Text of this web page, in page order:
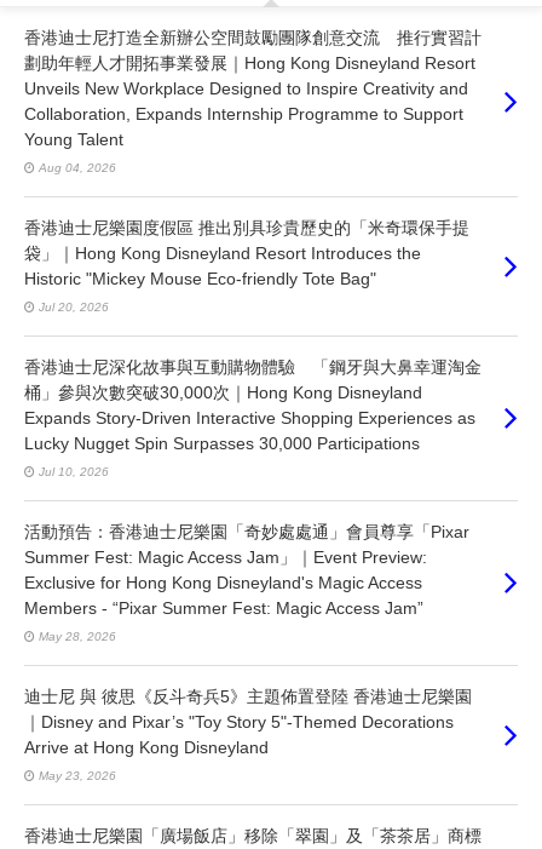
香港迪士尼打造全新辦公空間鼓勵團隊創意交流 推行實習計
劃助年輕人才開拓事業發展｜Hong Kong Disneyland Resort
Unveils New Workplace Designed to Inspire Creativity and
Collaboration, Expands Internship Programme to Support
Young Talent
Aug 04, 2026
香港迪士尼樂園度假區 推出別具珍貴歷史的「米奇環保手提
袋」｜Hong Kong Disneyland Resort Introduces the
Historic "Mickey Mouse Eco-friendly Tote Bag"
Jul 20, 2026
香港迪士尼深化故事與互動購物體驗 「鋼牙與大鼻幸運淘金
桶」參與次數突破30,000次｜Hong Kong Disneyland
Expands Story-Driven Interactive Shopping Experiences as
Lucky Nugget Spin Surpasses 30,000 Participations
Jul 10, 2026
活動預告：香港迪士尼樂園「奇妙處處通」會員尊享「Pixar
Summer Fest: Magic Access Jam」｜Event Preview:
Exclusive for Hong Kong Disneyland's Magic Access
Members - “Pixar Summer Fest: Magic Access Jam”
May 28, 2026
迪士尼 與 彼思《反斗奇兵5》主題佈置登陸 香港迪士尼樂園
｜Disney and Pixar’s "Toy Story 5"-Themed Decorations
Arrive at Hong Kong Disneyland
May 23, 2026
香港迪士尼樂園「廣場飯店」移除「翠園」及「茶茶居」商標